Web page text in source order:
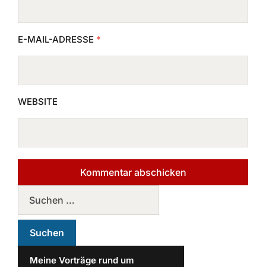
E-MAIL-ADRESSE *
WEBSITE
Meine Vorträge rund um